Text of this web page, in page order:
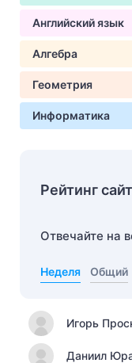
Английский язык
Алгебра
Геометрия
Информатика
Рейтинг
Отвечайте на
Неделя Общий
Игорь
Даниил